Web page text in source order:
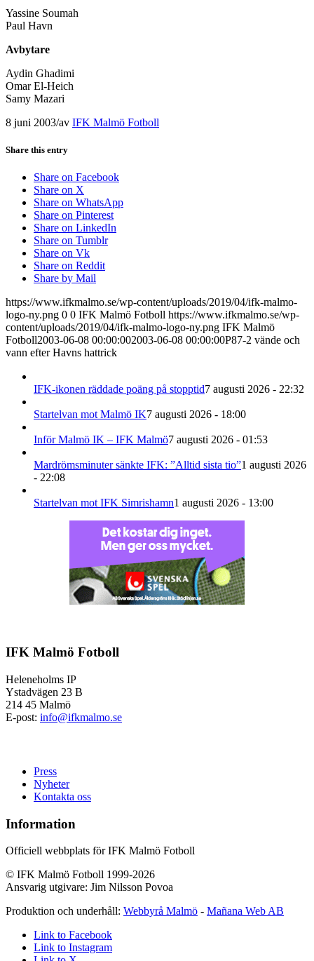
Yassine Soumah
Paul Havn
Avbytare
Aydin Ghadimi
Omar El-Heich
Samy Mazari
8 juni 2003/av IFK Malmö Fotboll
Share this entry
Share on Facebook
Share on X
Share on WhatsApp
Share on Pinterest
Share on LinkedIn
Share on Tumblr
Share on Vk
Share on Reddit
Share by Mail
https://www.ifkmalmo.se/wp-content/uploads/2019/04/ifk-malmo-
logo-ny.png 0 0 IFK Malmö Fotboll https://www.ifkmalmo.se/wp-
content/uploads/2019/04/ifk-malmo-logo-ny.png IFK Malmö
Fotboll2003-06-08 00:00:002003-06-08 00:00:00P87-2 vände och
vann efter Havns hattrick
IFK-ikonen räddade poäng på stopptid7 augusti 2026 - 22:32
Startelvan mot Malmö IK7 augusti 2026 - 18:00
Inför Malmö IK – IFK Malmö7 augusti 2026 - 01:53
Mardrömsminuter sänkte IFK: ”Alltid sista tio”1 augusti 2026
- 22:08
Startelvan mot IFK Simrishamn1 augusti 2026 - 13:00
IFK Malmö Fotboll
Heleneholms IP
Ystadvägen 23 B
214 45 Malmö
E-post: info@ifkmalmo.se
Press
Nyheter
Kontakta oss
Information
Officiell webbplats för IFK Malmö Fotboll
© IFK Malmö Fotboll 1999-2026
Ansvarig utgivare: Jim Nilsson Povoa
Produktion och underhåll: Webbyrå Malmö - Mañana Web AB
Link to Facebook
Link to Instagram